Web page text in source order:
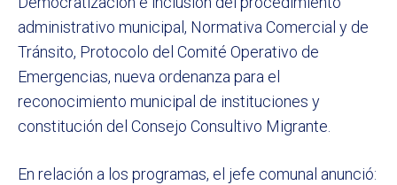
administrativo municipal, Normativa Comercial y de
Tránsito, Protocolo del Comité Operativo de
Emergencias, nueva ordenanza para el
reconocimiento municipal de instituciones y
constitución del Consejo Consultivo Migrante.
En relación a los programas, el jefe comunal anunció: